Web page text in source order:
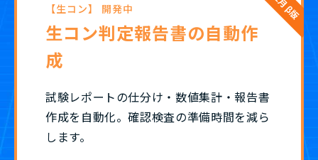
【生コン】 開発中
生コン判定報告書の自動作
成
試験レポートの仕分け・数値集計・報告書
作成を自動化。確認検査の準備時間を減ら
します。